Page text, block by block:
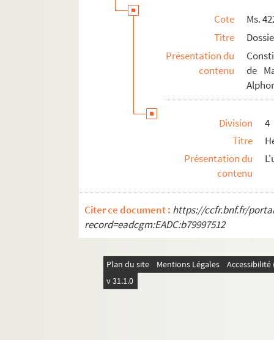
Fonds Danièle-Denis
Fonds Charles-Jean-Duduit-de-Maizières
Fonds Edme-Jean-Noël-Hénin
Fonds Pierre-Lebrun
Fonds Émile Lefèvre : notes et articles sur
Fonds Maximilien-Michelin, suite
Fonds Armand-Bernard-Moreau-de-La
Fonds de la famille Pétillon et de ses alliés
Fonds Jean-Baptiste-Rivot
Cote
Ms.
Titre
Présentation du
contenu
de
Division
4
Titre
Présentation du
contenu
Citer ce document : https://ccfr.bnf.fr/
record=eadcgm:EADC:b79997512
Plan du site Mentions Légales
v 31.1.0